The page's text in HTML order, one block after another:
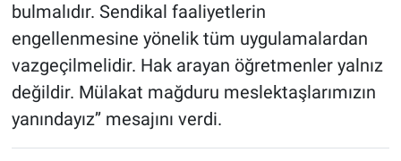
bulmalıdır. Sendikal faaliyetlerin
engellenmesine yönelik tüm uygulamalardan
vazgeçilmelidir. Hak arayan öğretmenler yalnız
değildir. Mülakat mağduru meslektaşlarımızın
yanındayız’’ mesajını verdi.